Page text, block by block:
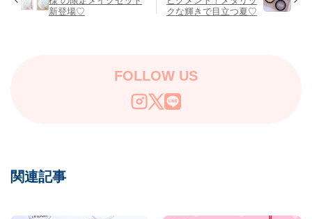
新登場♡
クな輝きで目立つ夏♡
FOLLOW US
関連記事